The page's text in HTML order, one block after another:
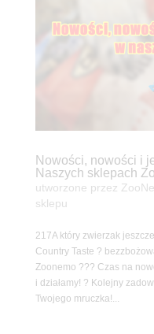
Nowości, nowości i
Naszych sklepach
utworzone przez
sklepu
217A który zwierzak
Country Taste ?
Zoonemo ??? Czas na
i działamy! ? Kolejny
Twojego mruczka!...